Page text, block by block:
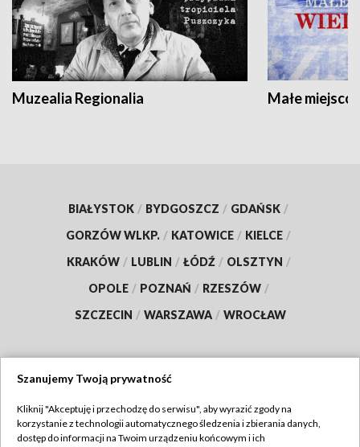
Muzealia Regionalia Małe
BIAŁYSTOK / BYDGOSZCZ / GDAŃSK /
GORZÓW WLKP. / KATOWICE / KIELCE /
KRAKÓW / LUBLIN / ŁÓDŹ / OLSZTYN /
OPOLE / POZNAŃ / RZESZÓW /
SZCZECIN / WARSZAWA / WROCŁAW
TVP
Szanujemy Twoją prywatność
Kliknij "Akceptuję i przechodzę do serwisu", aby wyrazić zgody na
korzystanie z technologii automatycznego śledzenia i zbierania danych,
dostęp do informacji na Twoim urządzeniu końcowym i ich